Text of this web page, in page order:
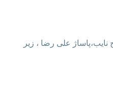
علی رضا ، زیر